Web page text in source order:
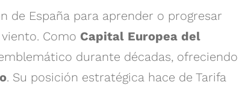
de España para aprender o progresar
Como Capital Europea del
durante décadas, ofreciendo
. Su posición estratégica hace de Tarifa